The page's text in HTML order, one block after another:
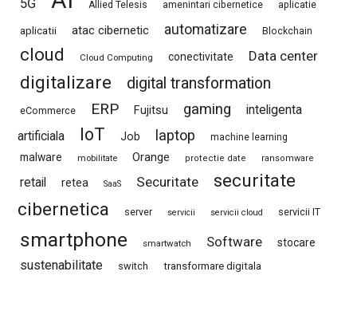
5G Allied Telesis amenintari cibernetice aplicatie
aplicatii atac cibernetic automatizare Blockchain
cloud Cloud Computing conectivitate Data center
digitalizare digital transformation
eCommerce ERP Fujitsu gaming
inteligenta
artificiala
IoT Job laptop machine learning
malware mobilitate Orange protectie date ransomware
retail retea SaaS Securitate
securitate
cibernetica
server servicii servicii cloud servicii IT
smartphone smartwatch Software stocare
sustenabilitate switch transformare digitala